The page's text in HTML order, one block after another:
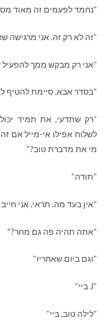
"נחמד לפעמים זה מאוד
"זה לא רק זה. אני מרגישה
"אני רק מבקש ממך
"בסדר אבא, סיימת להטיף
"רק שתדעי, את תמיד
לשלוח אפילו אי-מייל אם
מי את מדברת טוב?"
"תודה"
"אין בעד מה. תראי, אני
"אתה תהיה פה גם מחר?"
"וגם ביום שאחריו"
"
J ביי"
"לילה טוב, ביי"